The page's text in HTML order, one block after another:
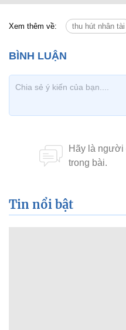
Xem thêm về: thu hút nhân tài
Tin nổi bật